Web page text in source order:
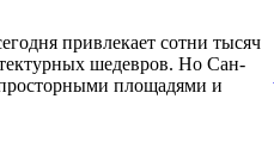
привлекает сотни тысяч
шедевров. Но Сан-
площадями и